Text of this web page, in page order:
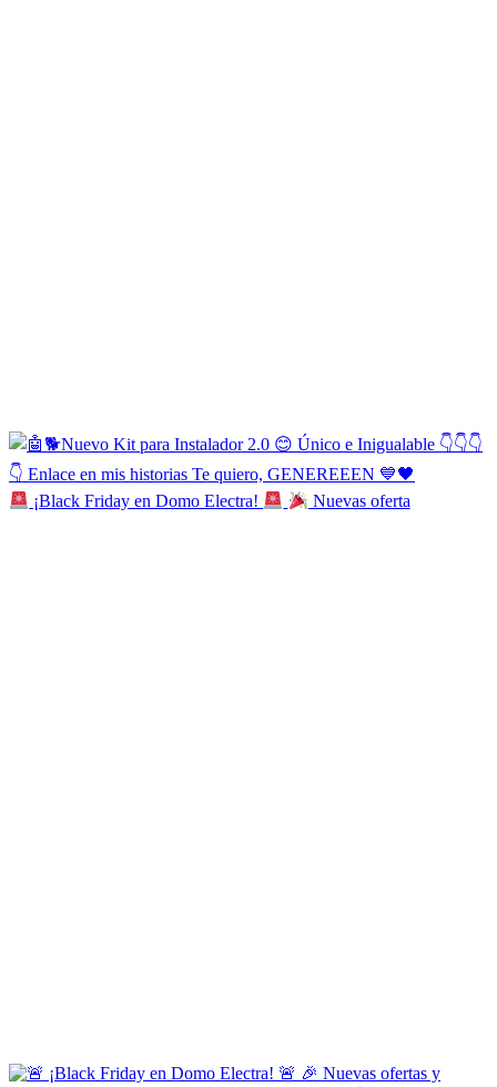
¡Black Friday en Domo Electra! Nuevas oferta